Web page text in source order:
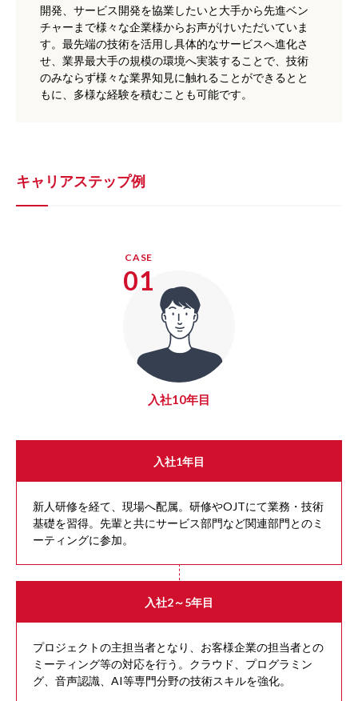
開発、サービス開発を協業したいと大手から先進ベン
チャーまで様々な企業様からお声がけいただいていま
す。最先端の技術を活用し具体的なサービスへ進化さ
せ、業界最大手の規模の環境へ実装することで、技術
のみならず様々な業界知見に触れることができるとと
もに、多様な経験を積むことも可能です。
キャリアステップ例
CASE
01
入社10年目
入社1年目
新人研修を経て、現場へ配属。研修やOJTにて業務・技術
基礎を習得。先輩と共にサービス部門など関連部門とのミ
ーティングに参加。
入社2～5年目
プロジェクトの主担当者となり、お客様企業の担当者との
ミーティング等の対応を行う。クラウド、プログラミン
グ、音声認識、AI等専門分野の技術スキルを強化。